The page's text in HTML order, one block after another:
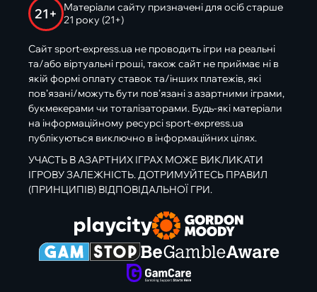
21+
Матеріали сайту призначені для осіб старше
21 року (21+)
Сайт sport-express.ua не проводить ігри на реальні
та/або віртуальні гроші, також сайт не приймає ні в
якій формі оплату ставок та/інших платежів, які
пов’язані/можуть бути пов’язані з азартними іграми,
букмекерами чи тоталізаторами. Будь-які матеріали
на інформаційному ресурсі sport-express.ua
публікуються виключно в інформаційних цілях.
УЧАСТЬ В АЗАРТНИХ ІГРАХ МОЖЕ ВИКЛИКАТИ
ІГРОВУ ЗАЛЕЖНІСТЬ. ДОТРИМУЙТЕСЬ ПРАВИЛ
(ПРИНЦИПІВ) ВІДПОВІДАЛЬНОЇ ГРИ.